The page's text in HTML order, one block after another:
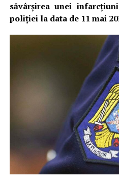
săvârșirea unei
poliției la data de 11 mai